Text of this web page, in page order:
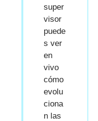
super
visor
puede
s ver
en
vivo
cómo
evolu
ciona
n las